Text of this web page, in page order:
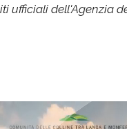
ufficiali dell'Agenzia